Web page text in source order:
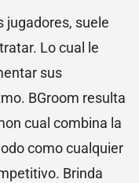
jugadores, suele
Lo cual le
sus
BGroom resulta
cual combina la
como cualquier
Brinda